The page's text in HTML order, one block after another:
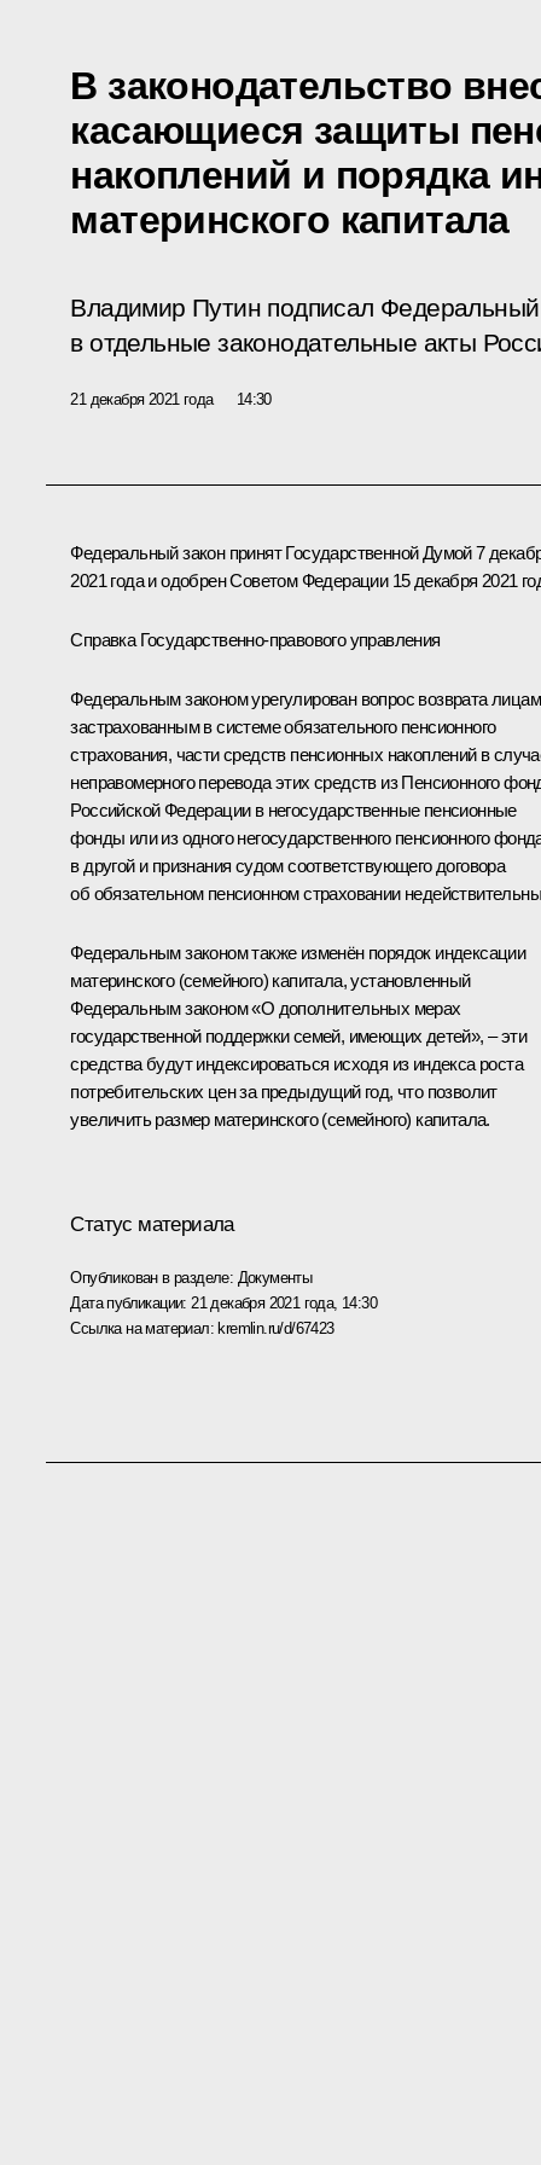
В законодательство
касающиеся защиты
накоплений и порядка
материнского капитала
Владимир Путин подписал
в отдельные законодательные акты
21 декабря 2021 года 14:30
Федеральный закон принят Государственной Думой 7
2021 года и одобрен Советом Федерации 15 декабря 2021
Справка Государственно-правового управления
Федеральным законом урегулирован вопрос возврата
застрахованным в системе обязательного пенсионного
страхования, части средств пенсионных накоплений в
неправомерного перевода этих средств из Пенсионного
Российской Федерации в негосударственные пенсионные
фонды или из одного негосударственного пенсионного
в другой и признания судом соответствующего договора
об обязательном пенсионном страховании
Федеральным законом также изменён порядок индексации
материнского (семейного) капитала, установленный
Федеральным законом «О дополнительных мерах
государственной поддержки семей, имеющих детей», – эти
средства будут индексироваться исходя из индекса роста
потребительских цен за предыдущий год, что позволит
увеличить размер материнского (семейного) капитала.
Статус материала
Опубликован в разделе: Документы
Дата публикации: 21 декабря 2021 года, 14:30
Ссылка на материал: kremlin.ru/d/67423